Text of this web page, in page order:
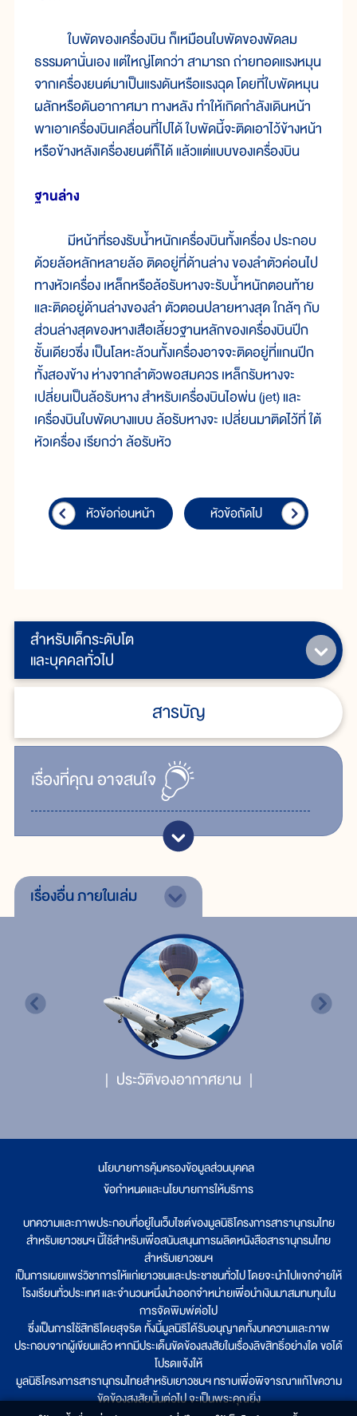
สำหรับเด็กระดับโต
และบุคคลทั่วไป
สารบัญ
เรื่ิองที่คุณอาจสนใจ
ใบพัดของเครื่องบิน ก็เหมือนใบพัดของพัดลม
ธรรมดานั่นเอง แต่ใหญ่โตกว่า สามารถ ถ่ายทอดแรงหมุน
จากเครื่องยนต์มาเป็นแรงดันหรือแรงฉุด โดยที่ใบพัดหมุน
ผลักหรือดันอากาศมา ทางหลัง ทำให้เกิดกำลังเดินหน้า
พาเอาเครื่องบินเคลื่อนที่ไปได้ ใบพัดนี้จะติดเอาไว้ข้างหน้า
หรือข้างหลังเครื่องยนต์ก็ได้ แล้วแต่แบบของเครื่องบิน
ฐานล่าง
มีหน้าที่รองรับน้ำหนักเครื่องบินทั้งเครื่อง ประกอบ
ด้วยล้อหลักหลายล้อ ติดอยู่ที่ด้านล่าง ของลำตัวค่อนไป
ทางหัวเครื่อง เหล็กหรือล้อรับหางจะรับน้ำหนักตอนท้าย
และติดอยู่ด้านล่างของลำ ตัวตอนปลายหางสุด ใกล้ๆ กับ
ส่วนล่างสุดของหางเสือเลี้ยวฐานหลักของเครื่องบินปีก
ชั้นเดียวซึ่ง เป็นโลหะล้วนทั้งเครื่องอาจจะติดอยู่ที่แกนปีก
ทั้งสองข้าง ห่างจากลำตัวพอสมควร เหล็กรับหางจะ
เปลี่ยนเป็นล้อรับหาง สำหรับเครื่องบินไอพ่น (jet) และ
เครื่องบินใบพัดบางแบบ ล้อรับหางจะ เปลี่ยนมาติดไว้ที่ ใต้
หัวเครื่อง เรียกว่า ล้อรับหัว
หัวข้อก่อนหน้า หัวข้อถัดไป
เรื่องอื่นภายในเล่ม
ประวัติของอากาศยาน
นโยบายการคุ้มครองข้อมูลส่วนบุคคล
ข้อกำหนดและนโยบายการให้บริการ
บทความและภาพประกอบที่อยู่ในเว็บไซต์ของมูลนิธิโครงการสารานุกรมไทย
สำหรับเยาวชนฯ นี้ใช้สำหรับเพื่อสนับสนุนการผลิตหนังสือสารานุกรมไทย
สำหรับเยาวชนฯ
เป็นการเผยแพร่วิชาการให้แก่เยาวชนและประชาชนทั่วไป โดยจะนำไปแจกจ่ายให้
โรงเรียนทั่วประเทศ และจำนวนหนึ่งนำออกจำหน่ายเพื่อนำเงินมาสมทบทุนใน
การจัดพิมพ์ต่อไป
ซึ่งเป็นการใช้สิทธิโดยสุจริต ทั้งนี้มูลนิธิได้รับอนุญาตทั้งบทความและภาพ
ประกอบจากผู้เขียนแล้ว หากมีประเด็นขัดข้องสงสัยในเรื่องลิขสิทธิ์อย่างใด ขอได้
โปรดแจ้งให้
มูลนิธิโครงการสารานุกรมไทยสำหรับเยาวชนฯ ทราบเพื่อพิจารณาแก้ไขความ
ขัดข้องสงสัยนั้นต่อไป จะเป็นพระคุณยิ่ง